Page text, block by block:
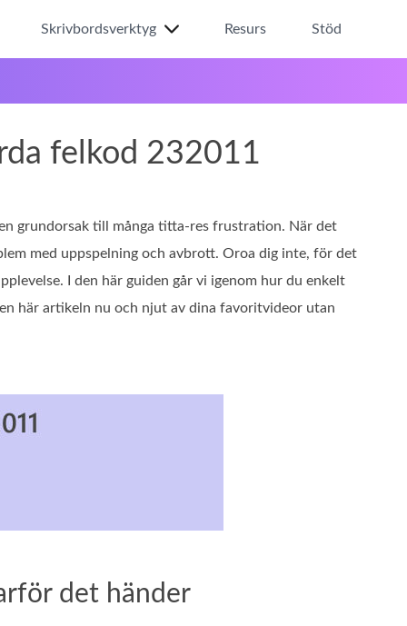
Skrivbordsverktyg Resurs Stöd
felkod 232011
grundorsak till många titta-res frustration. När det
med uppspelning och avbrott. Oroa dig inte, för det
I den här guiden går vi igenom hur du enkelt
här artikeln nu och njut av dina favoritvideor utan
det händer